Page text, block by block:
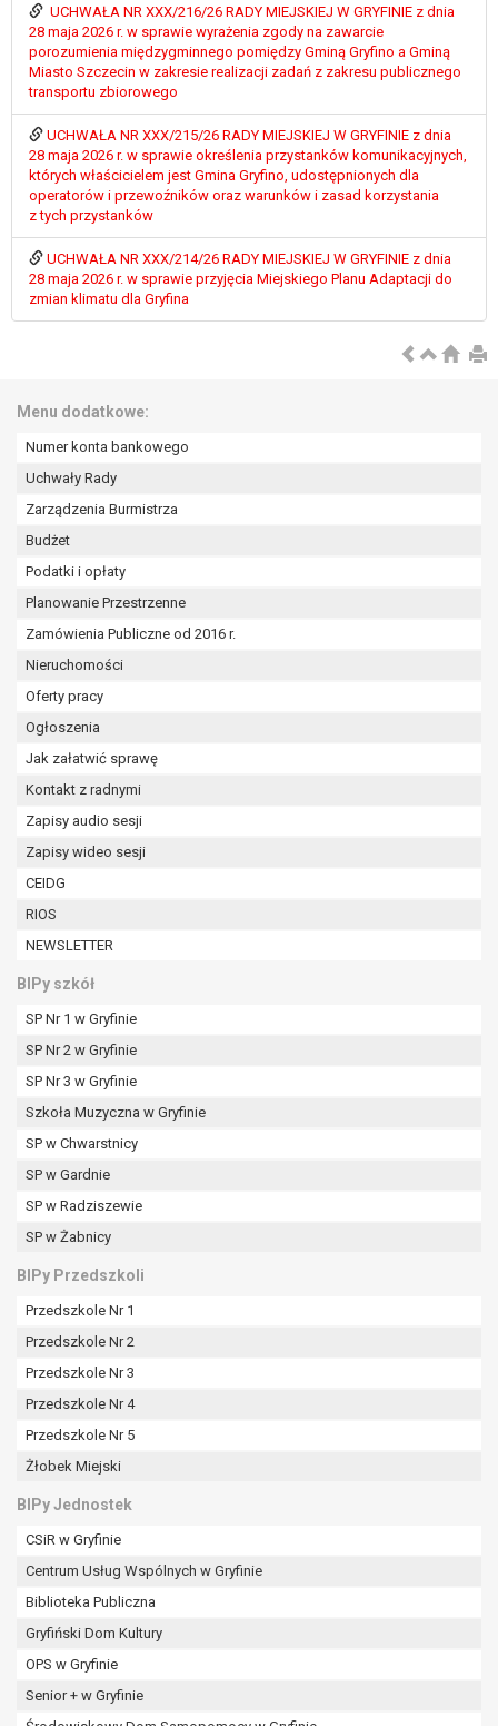
UCHWAŁA NR XXX/216/26 RADY MIEJSKIEJ W GRYFINIE z dnia
28 maja 2026 r. w sprawie wyrażenia zgody na zawarcie
porozumienia międzygminnego pomiędzy Gminą Gryfino a Gminą
Miasto Szczecin w zakresie realizacji zadań z zakresu publicznego
transportu zbiorowego
UCHWAŁA NR XXX/215/26 RADY MIEJSKIEJ W GRYFINIE z dnia
28 maja 2026 r. w sprawie określenia przystanków komunikacyjnych,
których właścicielem jest Gmina Gryfino, udostępnionych dla
operatorów i przewoźników oraz warunków i zasad korzystania
z tych przystanków
UCHWAŁA NR XXX/214/26 RADY MIEJSKIEJ W GRYFINIE z dnia
28 maja 2026 r. w sprawie przyjęcia Miejskiego Planu Adaptacji do
zmian klimatu dla Gryfina
Menu dodatkowe:
Numer konta bankowego
Uchwały Rady
Zarządzenia Burmistrza
Budżet
Podatki i opłaty
Planowanie Przestrzenne
Zamówienia Publiczne od 2016 r.
Nieruchomości
Oferty pracy
Ogłoszenia
Jak załatwić sprawę
Kontakt z radnymi
Zapisy audio sesji
Zapisy wideo sesji
CEIDG
RIOS
NEWSLETTER
BIPy szkół
SP Nr 1 w Gryfinie
SP Nr 2 w Gryfinie
SP Nr 3 w Gryfinie
Szkoła Muzyczna w Gryfinie
SP w Chwarstnicy
SP w Gardnie
SP w Radziszewie
SP w Żabnicy
BIPy Przedszkoli
Przedszkole Nr 1
Przedszkole Nr 2
Przedszkole Nr 3
Przedszkole Nr 4
Przedszkole Nr 5
Żłobek Miejski
BIPy Jednostek
CSiR w Gryfinie
Centrum Usług Wspólnych w Gryfinie
Biblioteka Publiczna
Gryfiński Dom Kultury
OPS w Gryfinie
Senior + w Gryfinie
sprzeciwu, administrator nie może już
przetwarzać tych danych osobowych, chyba
że wykaże on istnienie ważnych prawnie
uzasadnionych podstaw do przetwarzania,
wolności osoby, której dane dotyczą, lub
podstaw do ustalenia, dochodzenia lub
obrony roszczeń.
W przypadku gdy przetwarzanie danych
osobowych odbywa się na podstawie zgody osoby
na przetwarzanie danych osobowych (art. 6 ust. 1
zgody przed jej cofnięciem.
Przysługuje Pani/Panu prawo wniesienia skargi do
przetwarzanie Pani/Pana danych osobowych
przez administratora.
W zależności od sfery, w której przetwarzane są
dane osobowe, podanie danych osobowych jest
dobrowolne albo jest wymogiem ustawowym lub
umownym.
zautomatyzowanemu podejmowaniu decyzji, w
tym również profilowaniu.